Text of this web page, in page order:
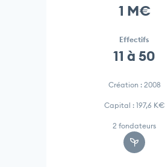
1 M€
Effectifs
11 à 50
Création : 2008
Capital : 197,6 K€
2 fondateurs